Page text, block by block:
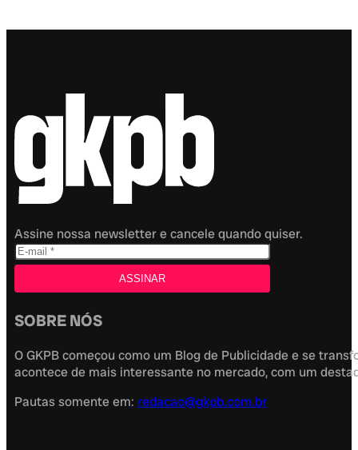
Assine nossa newsletter e cancele quando quiser.
SOBRE NÓS
O GKPB começou como um Blog de Publicidade e se
acontece de mais interessante no mercado, com um
Pautas somente em: redacao@gkpb.com.br